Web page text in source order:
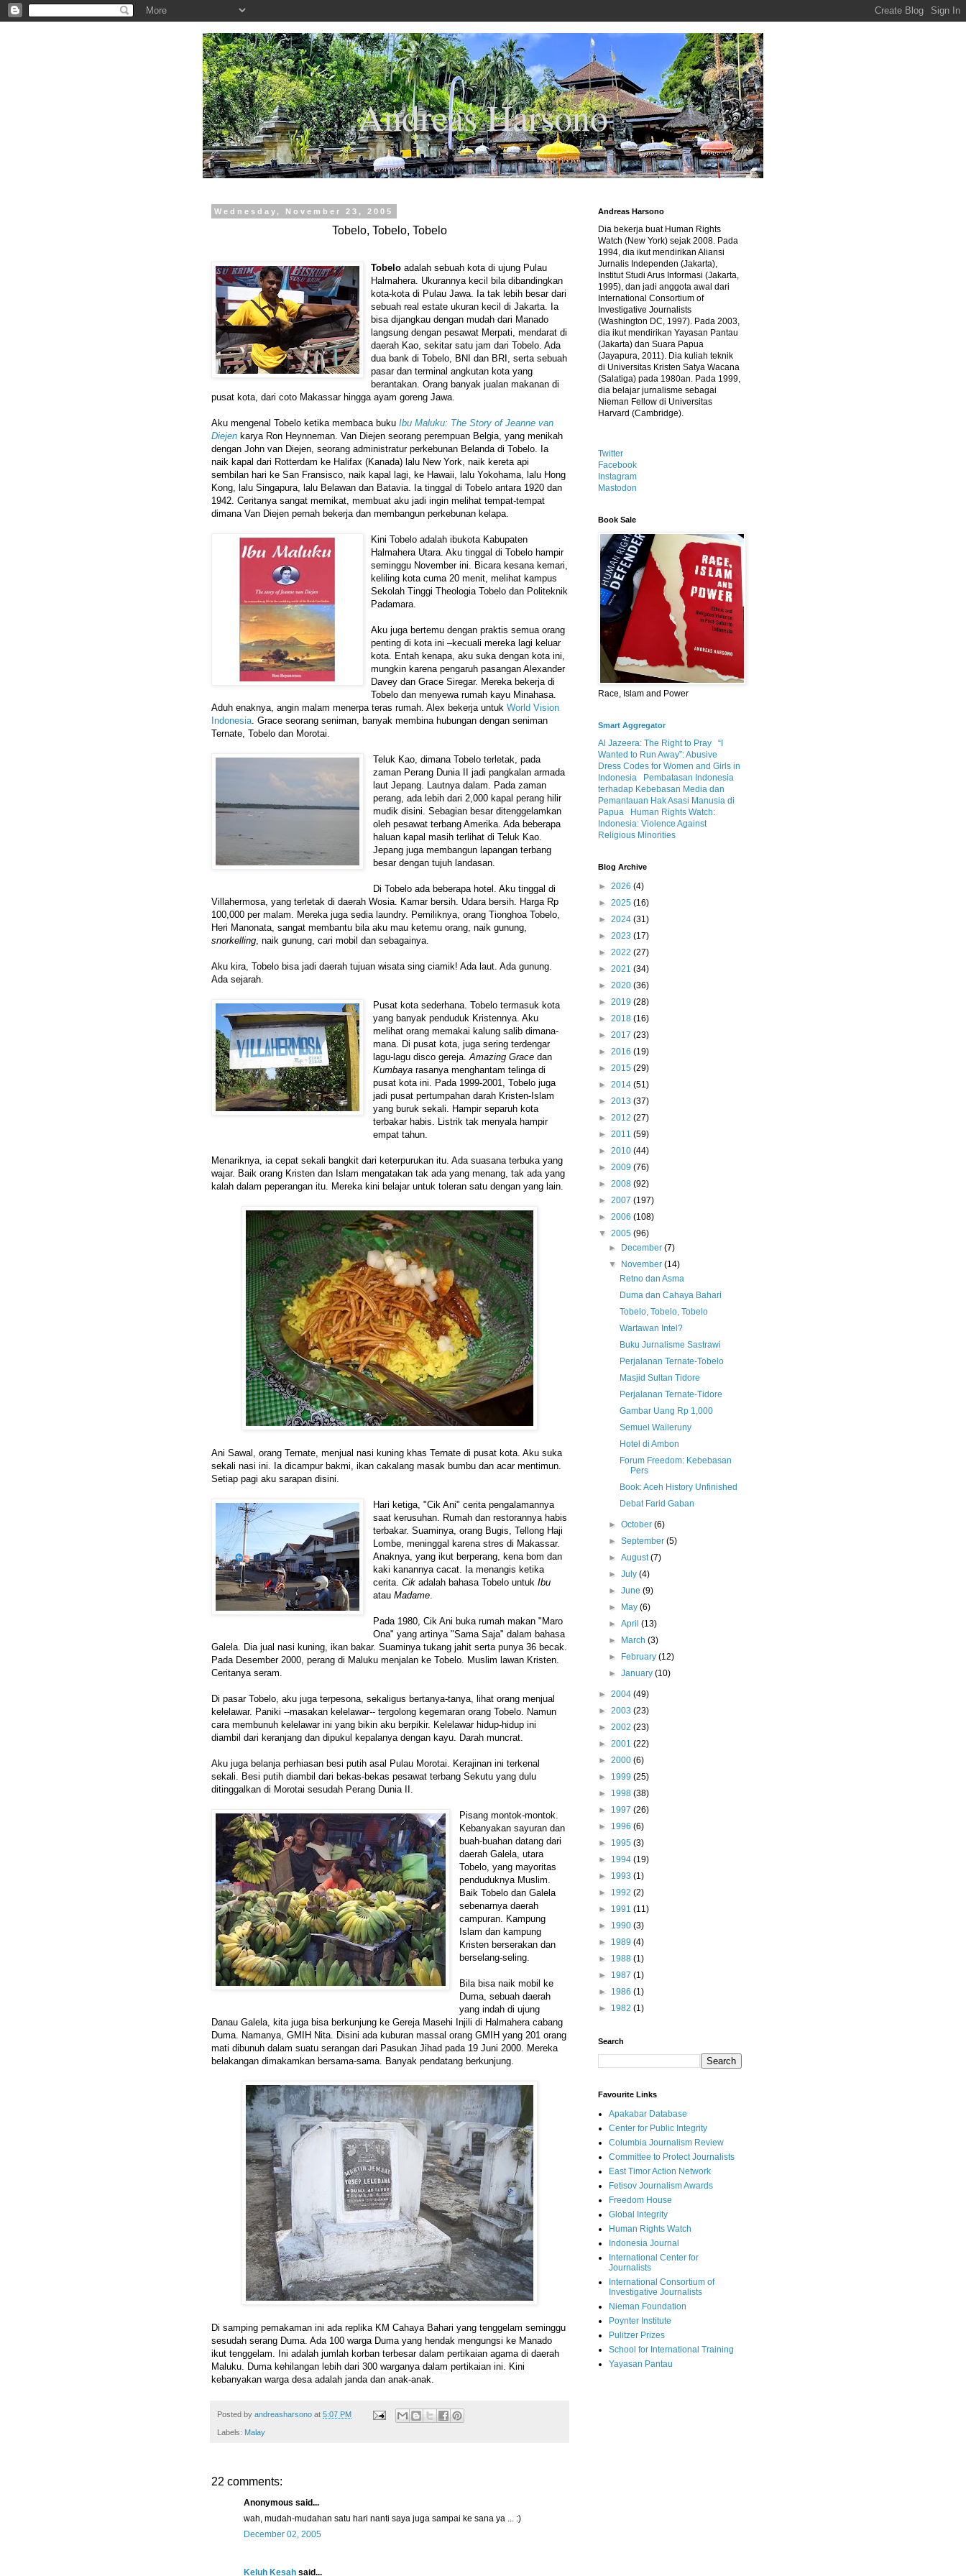
.
Andreas Harsono
Wednesday, November 23, 2005
Tobelo, Tobelo, Tobelo
Tobelo adalah sebuah kota di ujung Pulau
Halmahera. Ukurannya kecil bila dibandingkan
kota-kota di Pulau Jawa. Ia tak lebih besar dari
sebuah real estate ukuran kecil di Jakarta. Ia
bisa dijangkau dengan mudah dari Manado
langsung dengan pesawat Merpati, mendarat di
daerah Kao, sekitar satu jam dari Tobelo. Ada
dua bank di Tobelo, BNI dan BRI, serta sebuah
pasar dan terminal angkutan kota yang
berantakan. Orang banyak jualan makanan di
pusat kota, dari coto Makassar hingga ayam goreng Jawa.
Aku mengenal Tobelo ketika membaca buku Ibu Maluku: The Story of Jeanne van
Diejen karya Ron Heynneman. Van Diejen seorang perempuan Belgia, yang menikah
dengan John van Diejen, seorang administratur perkebunan Belanda di Tobelo. Ia
naik kapal dari Rotterdam ke Halifax (Kanada) lalu New York, naik kereta api
sembilan hari ke San Fransisco, naik kapal lagi, ke Hawaii, lalu Yokohama, lalu Hong
Kong, lalu Singapura, lalu Belawan dan Batavia. Ia tinggal di Tobelo antara 1920 dan
1942. Ceritanya sangat memikat, membuat aku jadi ingin melihat tempat-tempat
dimana Van Diejen pernah bekerja dan membangun perkebunan kelapa.
Kini Tobelo adalah ibukota Kabupaten
Halmahera Utara. Aku tinggal di Tobelo hampir
seminggu November ini. Bicara kesana kemari,
keliling kota cuma 20 menit, melihat kampus
Sekolah Tinggi Theologia Tobelo dan Politeknik
Padamara.
Aku juga bertemu dengan praktis semua orang
penting di kota ini –kecuali mereka lagi keluar
kota. Entah kenapa, aku suka dengan kota ini,
mungkin karena pengaruh pasangan Alexander
Davey dan Grace Siregar. Mereka bekerja di
Tobelo dan menyewa rumah kayu Minahasa.
Aduh enaknya, angin malam menerpa teras rumah. Alex bekerja untuk World Vision
Indonesia. Grace seorang seniman, banyak membina hubungan dengan seniman
Ternate, Tobelo dan Morotai.
Teluk Kao, dimana Tobelo terletak, pada
zaman Perang Dunia II jadi pangkalan armada
laut Jepang. Lautnya dalam. Pada zaman
perang, ada lebih dari 2,000 kapal perang hilir
mudik disini. Sebagian besar ditenggelamkan
oleh pesawat terbang Amerika. Ada beberapa
haluan kapal masih terlihat di Teluk Kao.
Jepang juga membangun lapangan terbang
besar dengan tujuh landasan.
Di Tobelo ada beberapa hotel. Aku tinggal di
Villahermosa, yang terletak di daerah Wosia. Kamar bersih. Udara bersih. Harga Rp
100,000 per malam. Mereka juga sedia laundry. Pemiliknya, orang Tionghoa Tobelo,
Heri Manonata, sangat membantu bila aku mau ketemu orang, naik gunung,
snorkelling, naik gunung, cari mobil dan sebagainya.
Aku kira, Tobelo bisa jadi daerah tujuan wisata sing ciamik! Ada laut. Ada gunung.
Ada sejarah.
Pusat kota sederhana. Tobelo termasuk kota
yang banyak penduduk Kristennya. Aku
melihat orang memakai kalung salib dimana-
mana. Di pusat kota, juga sering terdengar
lagu-lagu disco gereja.Amazing Grace dan
Kumbaya rasanya menghantam telinga di
pusat kota ini. Pada 1999-2001, Tobelo juga
jadi pusat pertumpahan darah Kristen-Islam
yang buruk sekali. Hampir separuh kota
terbakar habis. Listrik tak menyala hampir
empat tahun.
Menariknya, ia cepat sekali bangkit dari keterpurukan itu. Ada suasana terbuka yang
wajar. Baik orang Kristen dan Islam mengatakan tak ada yang menang, tak ada yang
kalah dalam peperangan itu. Mereka kini belajar untuk toleran satu dengan yang lain.
Ani Sawal, orang Ternate, menjual nasi kuning khas Ternate di pusat kota. Aku suka
sekali nasi ini. Ia dicampur bakmi, ikan cakalang masak bumbu dan acar mentimun.
Setiap pagi aku sarapan disini.
Hari ketiga, "Cik Ani" cerita pengalamannya
saat kerusuhan. Rumah dan restorannya habis
terbakar. Suaminya, orang Bugis, Tellong Haji
Lombe, meninggal karena stres di Makassar.
Anaknya, yang ikut berperang, kena bom dan
kaki kanannya cacat. Ia menangis ketika
cerita.Cik adalah bahasa Tobelo untukIbu
atauMadame.
Pada 1980, Cik Ani buka rumah makan "Maro
Ona" yang artinya "Sama Saja" dalam bahasa
Galela. Dia jual nasi kuning, ikan bakar. Suaminya tukang jahit serta punya 36 becak.
Pada Desember 2000, perang di Maluku menjalan ke Tobelo. Muslim lawan Kristen.
Ceritanya seram.
Di pasar Tobelo, aku juga terpesona, sekaligus bertanya-tanya, lihat orang menjual
kelelawar. Paniki --masakan kelelawar-- tergolong kegemaran orang Tobelo. Namun
cara membunuh kelelawar ini yang bikin aku berpikir. Kelelawar hidup-hidup ini
diambil dari keranjang dan dipukul kepalanya dengan kayu. Darah muncrat.
Aku juga belanja perhiasan besi putih asal Pulau Morotai. Kerajinan ini terkenal
sekali. Besi putih diambil dari bekas-bekas pesawat terbang Sekutu yang dulu
ditinggalkan di Morotai sesudah Perang Dunia II.
Pisang montok-montok.
Kebanyakan sayuran dan
buah-buahan datang dari
daerah Galela, utara
Tobelo, yang mayoritas
penduduknya Muslim.
Baik Tobelo dan Galela
sebenarnya daerah
campuran. Kampung
Islam dan kampung
Kristen berserakan dan
berselang-seling.
Bila bisa naik mobil ke
Duma, sebuah daerah
yang indah di ujung
Danau Galela, kita juga bisa berkunjung ke Gereja Masehi Injili di Halmahera cabang
Duma. Namanya, GMIH Nita. Disini ada kuburan massal orang GMIH yang 201 orang
mati dibunuh dalam suatu serangan dari Pasukan Jihad pada 19 Juni 2000. Mereka
belakangan dimakamkan bersama-sama. Banyak pendatang berkunjung.
Di samping pemakaman ini ada replika KM Cahaya Bahari yang tenggelam seminggu
sesudah serang Duma. Ada 100 warga Duma yang hendak mengungsi ke Manado
ikut tenggelam. Ini adalah jumlah korban terbesar dalam pertikaian agama di daerah
Maluku. Duma kehilangan lebih dari 300 warganya dalam pertikaian ini. Kini
kebanyakan warga desa adalah janda dan anak-anak.
Posted by andreasharsono at 5:07 PM
Labels: Malay
22 comments:
Anonymous said...
wah, mudah-mudahan satu hari nanti saya juga sampai ke sana ya ... :)
December 02, 2005
Keluh Kesah said...
Andreas Harsono
Dia bekerja buat Human Rights
Watch (New York) sejak 2008. Pada
1994, dia ikut mendirikan Aliansi
Jurnalis Independen (Jakarta),
Institut Studi Arus Informasi (Jakarta,
1995), dan jadi anggota awal dari
International Consortium of
Investigative Journalists
(Washington DC, 1997). Pada 2003,
dia ikut mendirikan Yayasan Pantau
(Jakarta) dan Suara Papua
(Jayapura, 2011). Dia kuliah teknik
di Universitas Kristen Satya Wacana
(Salatiga) pada 1980an. Pada 1999,
dia belajar jurnalisme sebagai
Nieman Fellow di Universitas
Harvard (Cambridge).
Twitter
Facebook
Instagram
Mastodon
Book Sale
Race, Islam and Power
Smart Aggregator
Al Jazeera: The Right to Pray
“I
Wanted to Run Away”: Abusive
Dress Codes for Women and Girls in
Indonesia
Pembatasan Indonesia
terhadap Kebebasan Media dan
Pemantauan Hak Asasi Manusia di
Papua
Human Rights Watch:
Indonesia: Violence Against
Religious Minorities
Blog Archive
► 2026 (4)
► 2025 (16)
► 2024 (31)
► 2023 (17)
► 2022 (27)
► 2021 (34)
► 2020 (36)
► 2019 (28)
► 2018 (16)
► 2017 (23)
► 2016 (19)
► 2015 (29)
► 2014 (51)
► 2013 (37)
► 2012 (27)
► 2011 (59)
► 2010 (44)
► 2009 (76)
► 2008 (92)
► 2007 (197)
► 2006 (108)
▼ 2005 (96)
►
December(7)
▼
November(14)
Retno dan Asma
Duma dan Cahaya Bahari
Tobelo, Tobelo, Tobelo
Wartawan Intel?
Buku Jurnalisme Sastrawi
Perjalanan Ternate-Tobelo
Masjid Sultan Tidore
Perjalanan Ternate-Tidore
Gambar Uang Rp 1,000
Semuel Waileruny
Hotel di Ambon
Forum Freedom: Kebebasan
Pers
Book: Aceh History Unfinished
Debat Farid Gaban
►October(6)
►September(5)
►August(7)
►July(4)
►June(9)
►
May(6)
►April(13)
►
March(3)
►
February(12)
►January(10)
► 2004 (49)
► 2003 (23)
► 2002 (23)
► 2001 (22)
► 2000 (6)
► 1999 (25)
► 1998 (38)
► 1997 (26)
► 1996 (6)
► 1995 (3)
► 1994 (19)
► 1993 (1)
► 1992 (2)
► 1991 (11)
► 1990 (3)
► 1989 (4)
► 1988 (1)
► 1987 (1)
► 1986 (1)
► 1982 (1)
Search
Favourite Links
Apakabar Database
Center for Public Integrity
Columbia Journalism Review
Committee to Protect Journalists
East Timor Action Network
Fetisov Journalism Awards
Freedom House
Global Integrity
Human Rights Watch
Indonesia Journal
International Center for
Journalists
International Consortium of
Investigative Journalists
Nieman Foundation
Poynter Institute
Pulitzer Prizes
School for International Training
Yayasan Pantau